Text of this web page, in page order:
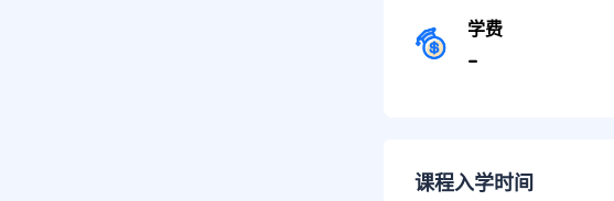
学费
-
课程入学时间